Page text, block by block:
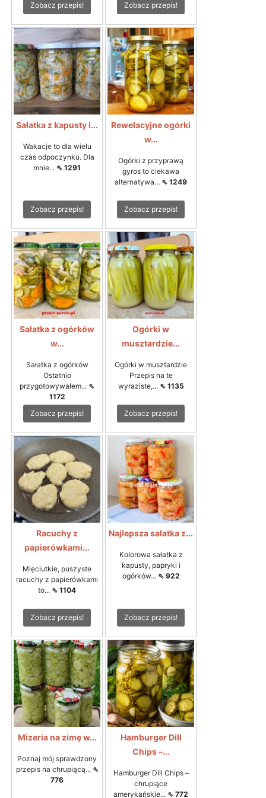
Zobacz przepis! Zobacz przepis!
Sałatka z kapusty i...
Wakacje to dla wielu
czas odpoczynku. Dla
mnie... ⇖ 1291
Zobacz przepis!
Rewelacyjne ogórki
w...
Ogórki z przyprawą
gyros to ciekawa
alternatywa... ⇖ 1249
Zobacz przepis!
Sałatka z ogórków
w...
Sałatka z ogórków
Ostatnio
przygotowywałem... ⇖
1172
Zobacz przepis!
Ogórki w
musztardzie...
Ogórki w musztardzie
Przepis na te
wyraziste,... ⇖ 1135
Zobacz przepis!
Racuchy z
papierówkami...
Mięciutkie, puszyste
racuchy z papierówkami
to... ⇖ 1104
Zobacz przepis!
Najlepsza sałatka z...
Kolorowa sałatka z
kapusty, papryki i
ogórków... ⇖ 922
Zobacz przepis!
Mizeria na zimę w...
Poznaj mój sprawdzony
przepis na chrupiącą... ⇖
776
Hamburger Dill
Chips –...
Hamburger Dill Chips –
chrupiące
amerykańskie... ⇖ 772